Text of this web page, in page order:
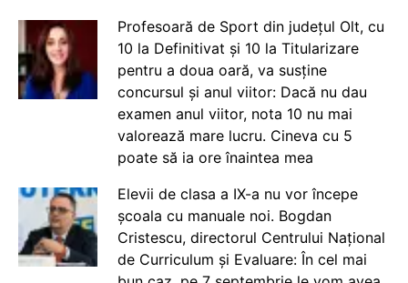
Profesoară de Sport din județul Olt, cu
10 la Definitivat și 10 la Titularizare
pentru a doua oară, va susține
concursul și anul viitor: Dacă nu dau
examen anul viitor, nota 10 nu mai
valorează mare lucru. Cineva cu 5
poate să ia ore înaintea mea
Elevii de clasa a IX-a nu vor începe
școala cu manuale noi. Bogdan
Cristescu, directorul Centrului Național
de Curriculum și Evaluare: În cel mai